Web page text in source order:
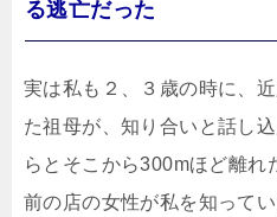
る逃亡だった
実は私も２、３歳の時に、
た祖母が、知り合いと話し
らとそこから300mほど離れ
前の店の女性が私を知って